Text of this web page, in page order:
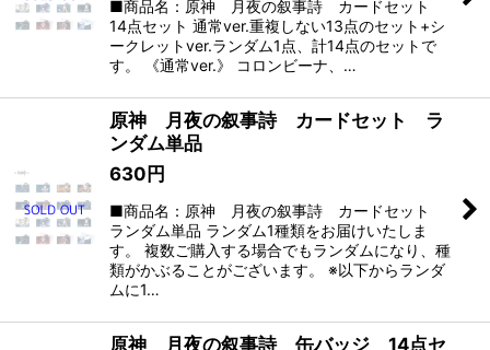
■商品名：原神 月夜の叙事詩 カードセット
14点セット 通常ver.重複しない13点のセット+シ
ークレットver.ランダム1点、計14点のセットで
す。 《通常ver.》 コロンビーナ、…
原神 月夜の叙事詩 カードセット ラ
ンダム単品
630 円
■商品名：原神 月夜の叙事詩 カードセット
ランダム単品 ランダム1種類をお届けいたしま
す。 複数ご購入する場合でもランダムになり、種
類がかぶることがございます。 ※以下からランダ
ムに1…
原神 月夜の叙事詩 缶バッジ 14点セ